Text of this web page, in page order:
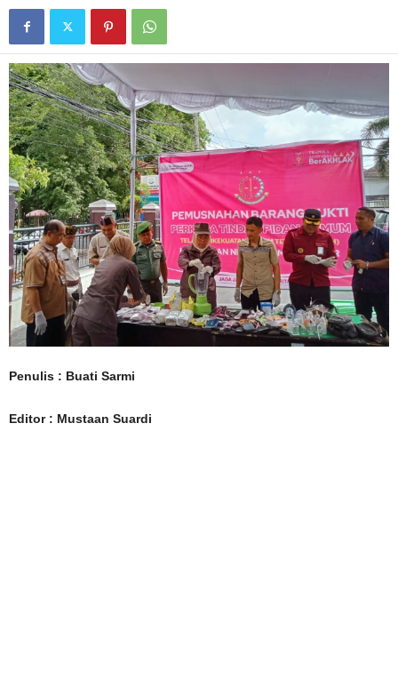
Penulis : Buati Sarmi
Editor : Mustaan Suardi